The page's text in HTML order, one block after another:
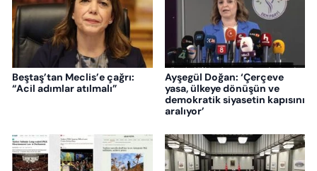
Beştaş’tan Meclis’e çağrı:
“Acil adımlar atılmalı”
Ayşegül Doğan: ‘Çerçeve
yasa, ülkeye dönüşün ve
demokratik siyasetin kapısını
aralıyor’